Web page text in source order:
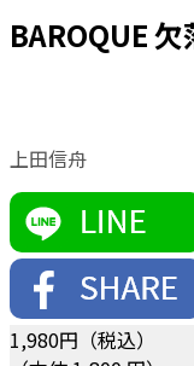
BAROQUE
上田信舟
1,980円（税込）